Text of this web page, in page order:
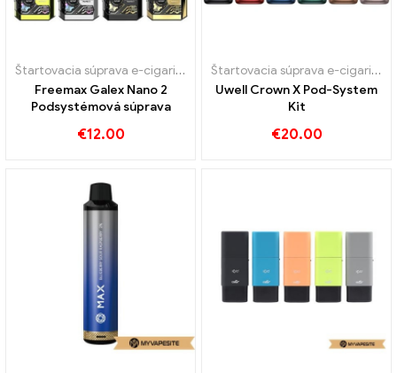
Štartovacia súprava e-cigariet
Pod
Freemax Galex Nano 2
Podsystémová súprava
€12.00
Štartovacia súprava e-cigariet
Uwell Crown X Pod-System
Kit
€20.00